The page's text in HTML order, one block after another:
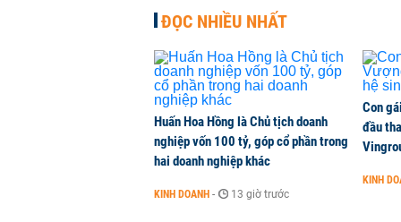
KINH DOANH - 1 phút trước
ĐỌC NHIỀU NHẤT
Huấn Hoa Hồng là Chủ tịch doanh
nghiệp vốn 100 tỷ, góp cổ phần trong
hai doanh nghiệp khác
KINH DOANH - 13 giờ trước
Con
đầu
KINH